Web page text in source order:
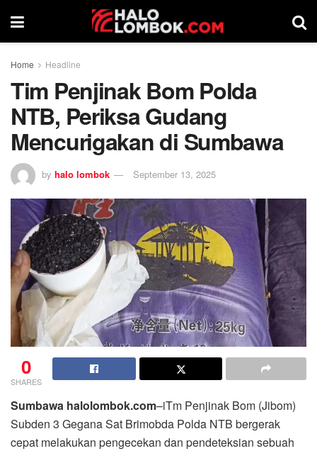
Home Headline
Tim Penjinak Bom Polda
NTB, Periksa Gudang
Mencurigakan di Sumbawa
by halo lombok September 13, 2025
0
SHARES
Sumbawa halolombok.com–iTm Penjinak Bom (Jibom)
Subden 3 Gegana Sat Brimobda Polda NTB bergerak
cepat melakukan pengecekan dan pendeteksian sebuah